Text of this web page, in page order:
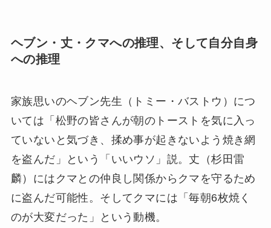
ヘブン・丈・クマへの推理、そして自分自身
への推理
家族思いのヘブン先生（トミー・バストウ）につ
いては「松野の皆さんが朝のトーストを気に入っ
ていないと気づき、揉め事が起きないよう焼き網
を盗んだ」という「いいウソ」説。丈（杉田雷
麟）にはクマとの仲良し関係からクマを守るため
に盗んだ可能性。そしてクマには「毎朝6枚焼く
のが大変だった」という動機。